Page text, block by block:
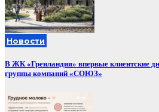
Новости
В ЖК «Гренландия» впервые клиентские
группы компаний «СОЮЗ»